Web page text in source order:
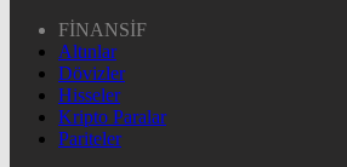
FİNANSİF
Altınlar
Dövizler
Hisseler
Kripto Paralar
Pariteler